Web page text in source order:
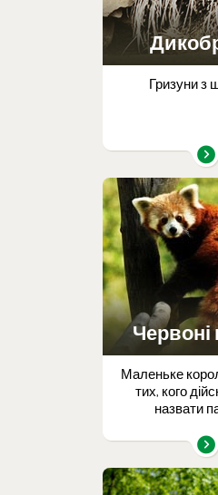
Гризуни з
Маленьке
тих, кого
назвати